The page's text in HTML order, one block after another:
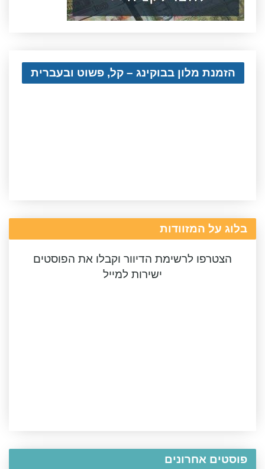
הזמנת מלון בבוקינג – קל, פשוט ובעברית
בלוג על המזוודות
הצטרפו לרשימת הדיוור וקבלו את הפוסטים
ישירות למייל
פוסטים אחרונים